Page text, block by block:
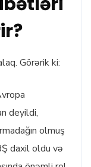
Görərik ki:
deyildi,
olmuş
daxil oldu və